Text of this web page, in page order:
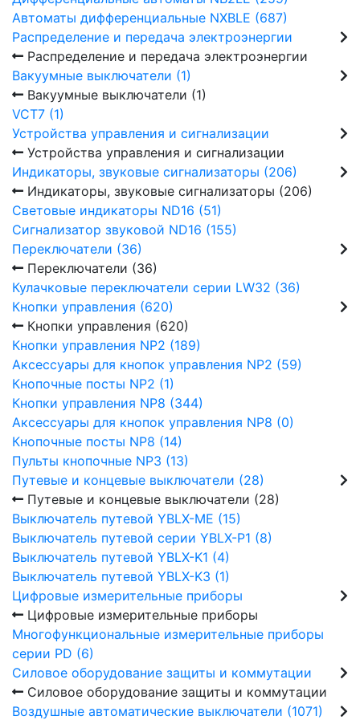
Автоматы дифференциальные NXBLE (687)
Распределение и передача электроэнергии
Распределение и передача электроэнергии
Вакуумные выключатели (1)
Вакуумные выключатели (1)
VCT7 (1)
Устройства управления и сигнализации
Устройства управления и сигнализации
Индикаторы, звуковые сигнализаторы (206)
Индикаторы, звуковые сигнализаторы (206)
Световые индикаторы ND16 (51)
Сигнализатор звуковой ND16 (155)
Переключатели (36)
Переключатели (36)
Кулачковые переключатели серии LW32 (36)
Кнопки управления (620)
Кнопки управления (620)
Кнопки управления NP2 (189)
Аксессуары для кнопок управления NP2 (59)
Кнопочные посты NP2 (1)
Кнопки управления NP8 (344)
Аксессуары для кнопок управления NP8 (0)
Кнопочные посты NP8 (14)
Пульты кнопочные NP3 (13)
Путевые и концевые выключатели (28)
Путевые и концевые выключатели (28)
Выключатель путевой YBLX-ME (15)
Выключатель путевой серии YBLX-P1 (8)
Выключатель путевой YBLX-K1 (4)
Выключатель путевой YBLX-K3 (1)
Цифровые измерительные приборы
Цифровые измерительные приборы
Многофункциональные измерительные приборы
серии PD (6)
Силовое оборудование защиты и коммутации
Силовое оборудование защиты и коммутации
Воздушные автоматические выключатели (1071)